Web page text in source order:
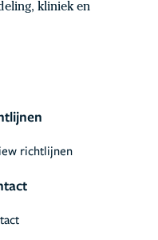
kliniek en
richtlijnen